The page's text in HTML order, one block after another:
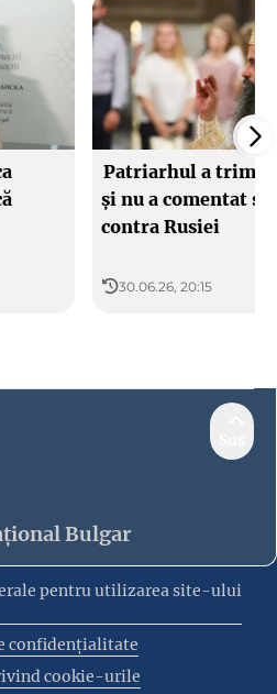
Patriarhul a trimis
și nu a comentat
contra Rusiei
30.06.26, 20:15
Bulgar
pentru utilizarea site-ului
confidențialitate
cookie-urile